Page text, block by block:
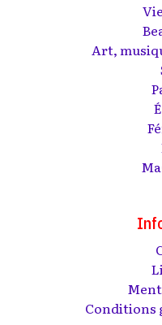
Art,
Conditions